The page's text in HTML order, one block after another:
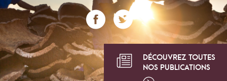
DÉCOUVREZ TOUTES
NOS PUBLICATIONS